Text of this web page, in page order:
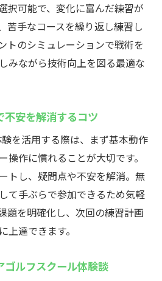
択可能で、変化に富んだ練習が
苦手なコースを繰り返し練習し
トのシミュレーションで戦術を
みながら技術向上を図る最適な
安を解消するコツ
験を活用する際は、まず基本動作
操作に慣れることが大切です。
トし、疑問点や不安を解消。無
て手ぶらで参加できるため気軽
題を明確化し、次回の練習計画
上達できます。
ゴルフスクール体験談